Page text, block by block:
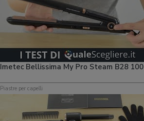
Imetec Bellissima My Pro Steam B28 100
Piastre per capelli